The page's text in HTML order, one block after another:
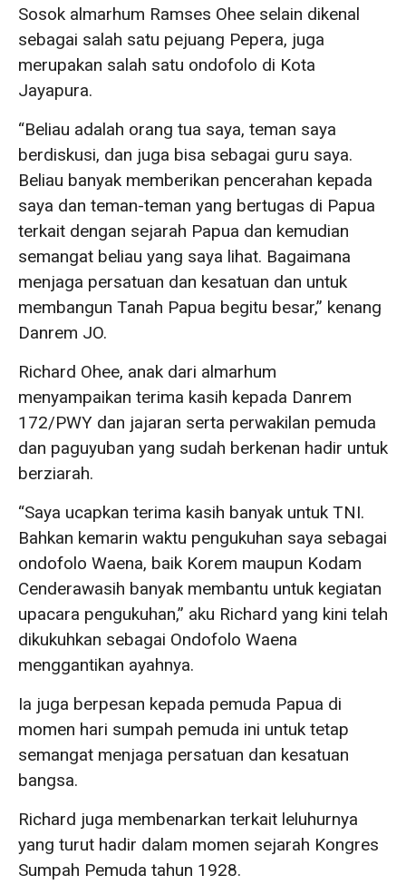
Sosok almarhum Ramses Ohee selain dikenal
sebagai salah satu pejuang Pepera, juga
merupakan salah satu ondofolo di Kota
Jayapura.
“Beliau adalah orang tua saya, teman saya
berdiskusi, dan juga bisa sebagai guru saya.
Beliau banyak memberikan pencerahan kepada
saya dan teman-teman yang bertugas di Papua
terkait dengan sejarah Papua dan kemudian
semangat beliau yang saya lihat. Bagaimana
menjaga persatuan dan kesatuan dan untuk
membangun Tanah Papua begitu besar,” kenang
Danrem JO.
Richard Ohee, anak dari almarhum
menyampaikan terima kasih kepada Danrem
172/PWY dan jajaran serta perwakilan pemuda
dan paguyuban yang sudah berkenan hadir untuk
berziarah.
“Saya ucapkan terima kasih banyak untuk TNI.
Bahkan kemarin waktu pengukuhan saya sebagai
ondofolo Waena, baik Korem maupun Kodam
Cenderawasih banyak membantu untuk kegiatan
upacara pengukuhan,” aku Richard yang kini telah
dikukuhkan sebagai Ondofolo Waena
menggantikan ayahnya.
Ia juga berpesan kepada pemuda Papua di
momen hari sumpah pemuda ini untuk tetap
semangat menjaga persatuan dan kesatuan
bangsa.
Richard juga membenarkan terkait leluhurnya
yang turut hadir dalam momen sejarah Kongres
Sumpah Pemuda tahun 1928.